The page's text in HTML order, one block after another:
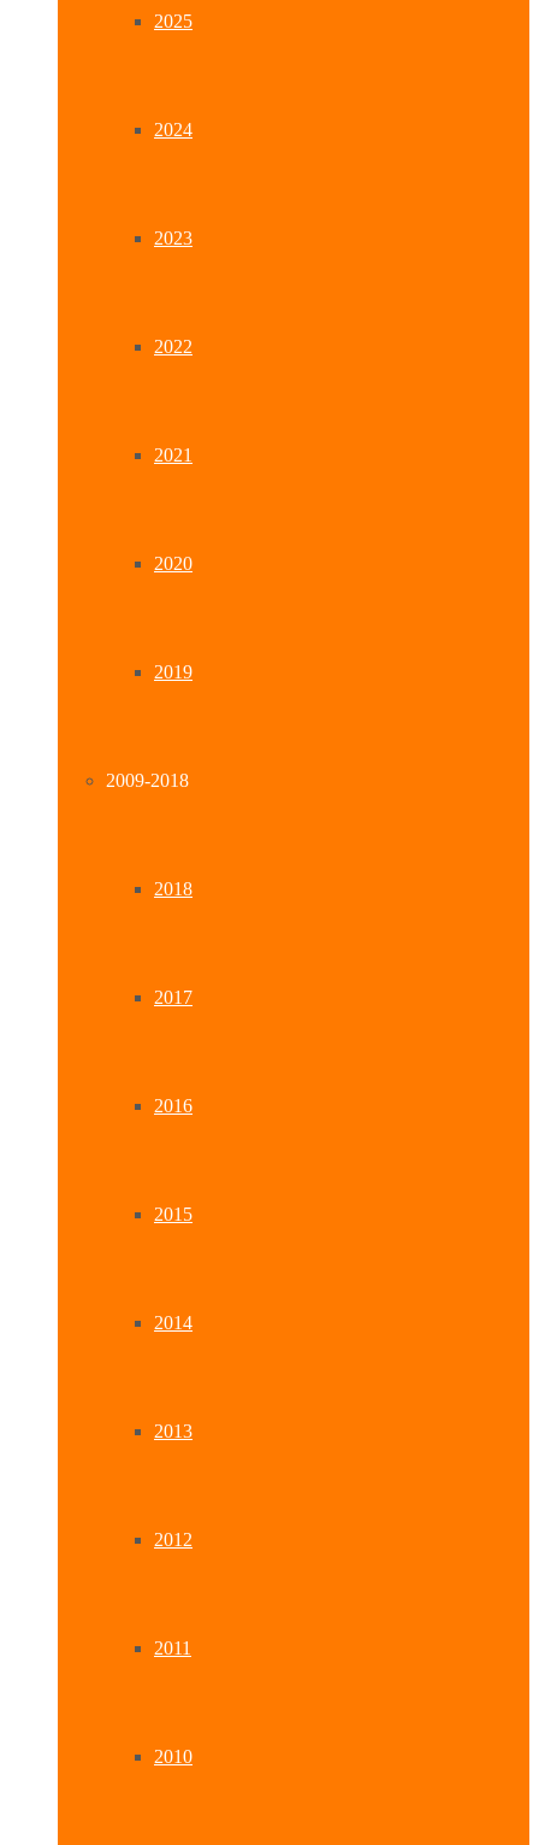
2025
2024
2023
2022
2021
2020
2019
2009-2018
2018
2017
2016
2015
2014
2013
2012
2011
2010